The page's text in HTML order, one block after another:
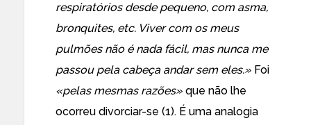
respiratórios desde pequeno, com asma,
bronquites, etc. Viver com os meus
pulmões não é nada fácil, mas nunca me
passou pela cabeça andar sem eles.» Foi
«pelas mesmas razões» que não lhe
ocorreu divorciar-se (1). É uma analogia